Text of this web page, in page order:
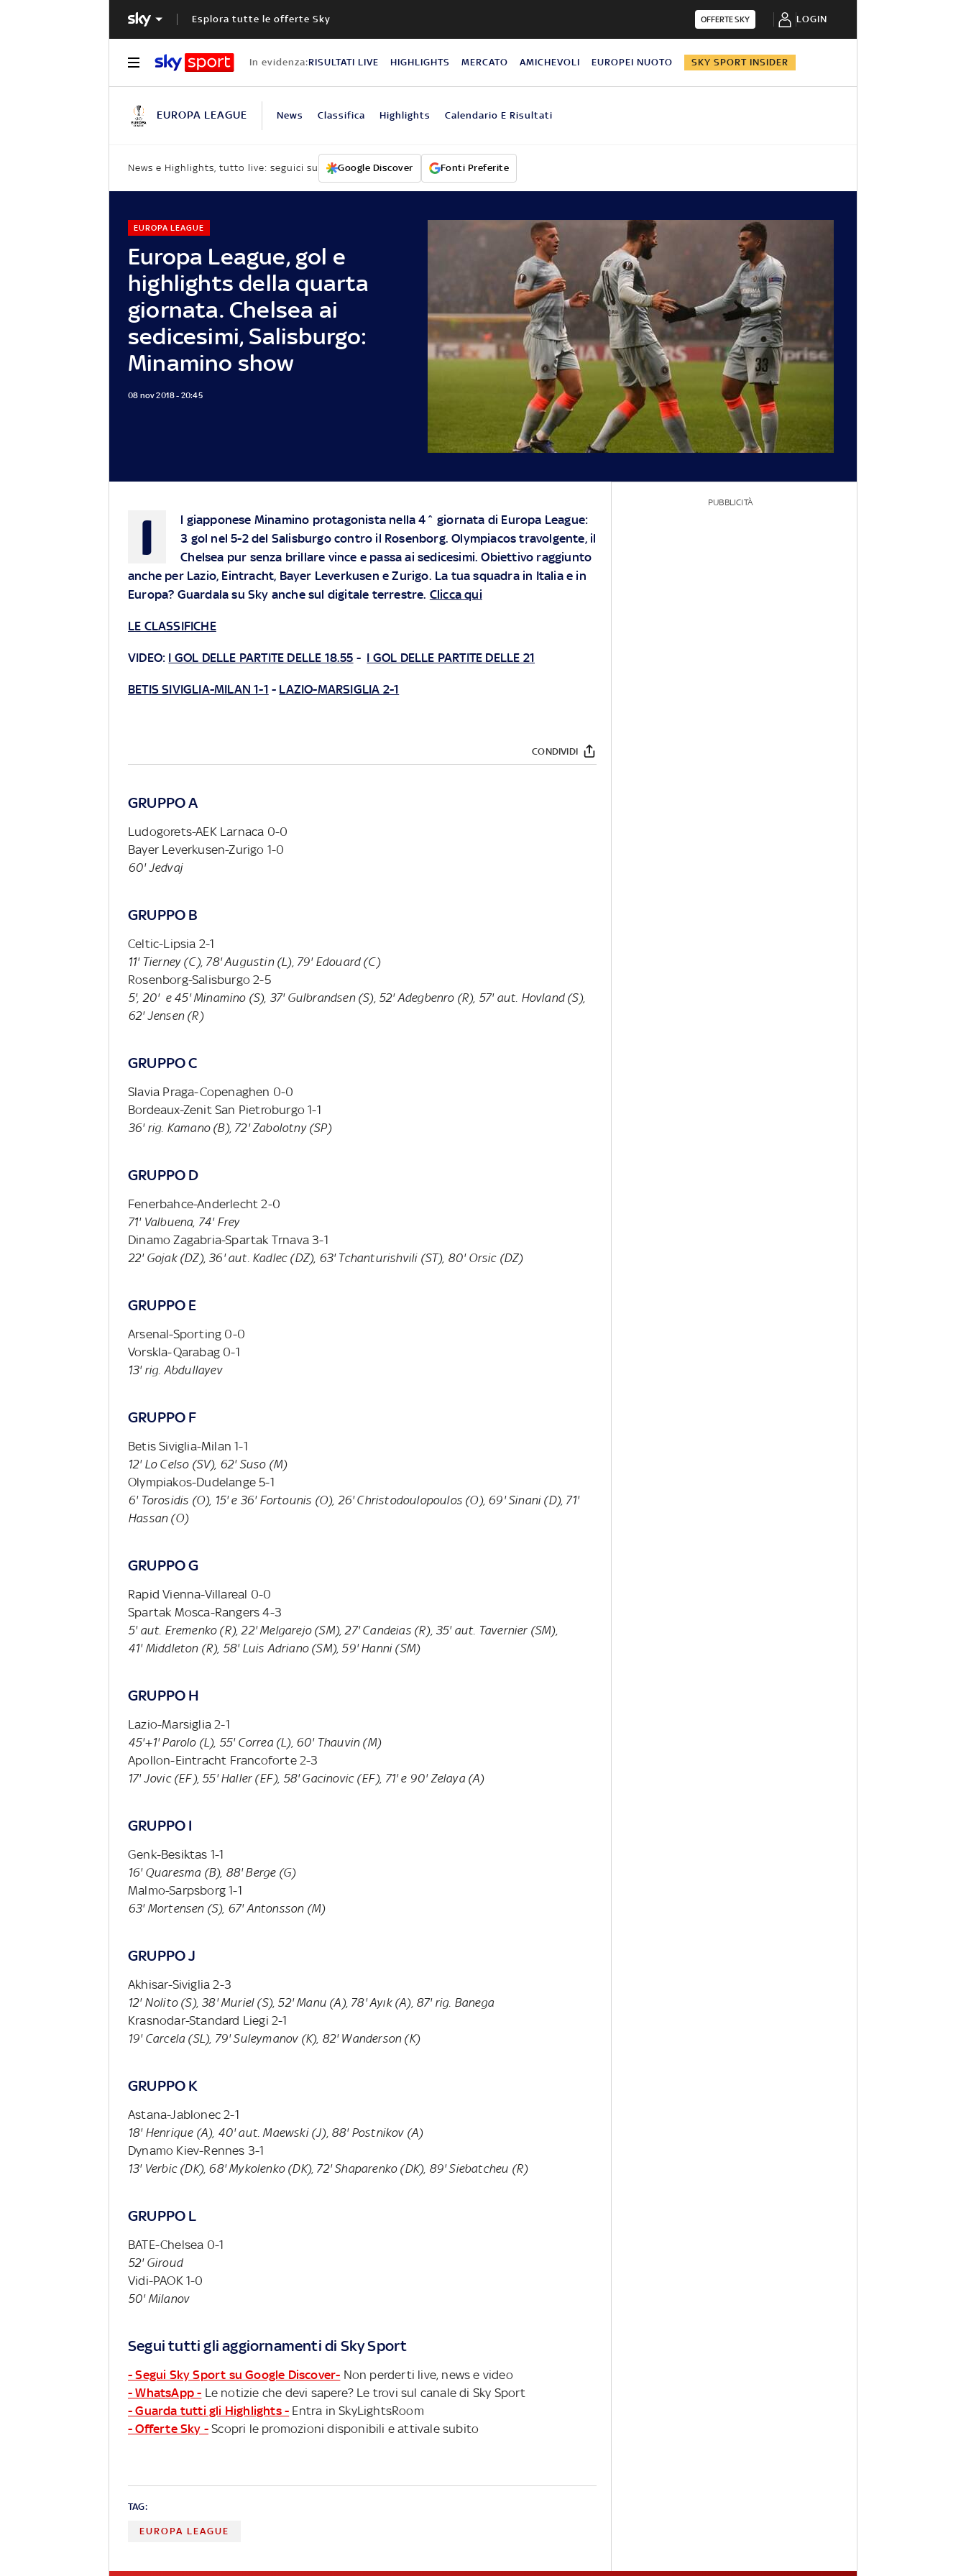
Esplora tutte le offerte Sky OFFERTE SKY LOGIN
In evidenza:RISULTATI LIVE HIGHLIGHTS MERCATO AMICHEVOLI EUROPEI NUOTO SKY SPORT INSIDER
EUROPA LEAGUE News Classifica Highlights Calendario E Risultati
News e Highlights, tutto live: seguici su Google Discover Fonti Preferite
Europa League, gol e
highlights della quarta
giornata. Chelsea ai
sedicesimi, Salisburgo:
Minamino show
EUROPA LEAGUE
08 nov 2018 - 20:45
I
l giapponese Minamino protagonista nella 4^ giornata di Europa League:
3 gol nel 5-2 del Salisburgo contro il Rosenborg. Olympiacos travolgente, il
Chelsea pur senza brillare vince e passa ai sedicesimi. Obiettivo raggiunto
anche per Lazio, Eintracht, Bayer Leverkusen e Zurigo. La tua squadra in Italia e in
Europa? Guardala su Sky anche sul digitale terrestre. Clicca qui
LE CLASSIFICHE
VIDEO: I GOL DELLE PARTITE DELLE 18.55 - I GOL DELLE PARTITE DELLE 21
BETIS SIVIGLIA-MILAN 1-1 - LAZIO-MARSIGLIA 2-1
CONDIVIDI
GRUPPO A
Ludogorets-AEK Larnaca 0-0
Bayer Leverkusen-Zurigo 1-0
60' Jedvaj
GRUPPO B
Celtic-Lipsia 2-1
11' Tierney (C), 78' Augustin (L), 79' Edouard (C)
Rosenborg-Salisburgo 2-5
5', 20' e 45' Minamino (S), 37' Gulbrandsen (S), 52' Adegbenro (R), 57' aut. Hovland (S),
62' Jensen (R)
GRUPPO C
Slavia Praga-Copenaghen 0-0
Bordeaux-Zenit San Pietroburgo 1-1
36' rig. Kamano (B), 72' Zabolotny (SP)
GRUPPO D
Fenerbahce-Anderlecht 2-0
71' Valbuena, 74' Frey
Dinamo Zagabria-Spartak Trnava 3-1
22' Gojak (DZ), 36' aut. Kadlec (DZ), 63' Tchanturishvili (ST), 80' Orsic (DZ)
GRUPPO E
Arsenal-Sporting 0-0
Vorskla-Qarabag 0-1
13' rig. Abdullayev
GRUPPO F
Betis Siviglia-Milan 1-1
12' Lo Celso (SV), 62' Suso (M)
Olympiakos-Dudelange 5-1
6' Torosidis (O), 15' e 36' Fortounis (O), 26' Christodoulopoulos (O), 69' Sinani (D), 71'
Hassan (O)
GRUPPO G
Rapid Vienna-Villareal 0-0
Spartak Mosca-Rangers 4-3
5' aut. Eremenko (R), 22' Melgarejo (SM), 27' Candeias (R), 35' aut. Tavernier (SM),
41' Middleton (R), 58' Luis Adriano (SM), 59' Hanni (SM)
GRUPPO H
Lazio-Marsiglia 2-1
45'+1' Parolo (L), 55' Correa (L), 60' Thauvin (M)
Apollon-Eintracht Francoforte 2-3
17' Jovic (EF), 55' Haller (EF), 58' Gacinovic (EF), 71' e 90' Zelaya (A)
GRUPPO I
Genk-Besiktas 1-1
16' Quaresma (B), 88' Berge (G)
Malmo-Sarpsborg 1-1
63' Mortensen (S), 67' Antonsson (M)
GRUPPO J
Akhisar-Siviglia 2-3
12' Nolito (S), 38' Muriel (S), 52' Manu (A), 78' Ayık (A), 87' rig. Banega
Krasnodar-Standard Liegi 2-1
19' Carcela (SL), 79' Suleymanov (K), 82' Wanderson (K)
GRUPPO K
Astana-Jablonec 2-1
18' Henrique (A), 40' aut. Maewski (J), 88' Postnikov (A)
Dynamo Kiev-Rennes 3-1
13' Verbic (DK), 68' Mykolenko (DK), 72' Shaparenko (DK), 89' Siebatcheu (R)
GRUPPO L
BATE-Chelsea 0-1
52' Giroud
Vidi-PAOK 1-0
50' Milanov
Segui tutti gli aggiornamenti di Sky Sport
- Segui Sky Sport su Google Discover- Non perderti live, news e video
- WhatsApp - Le notizie che devi sapere? Le trovi sul canale di Sky Sport
- Guarda tutti gli Highlights - Entra in SkyLightsRoom
- Offerte Sky - Scopri le promozioni disponibili e attivale subito
TAG:
EUROPA LEAGUE
PUBBLICITÀ